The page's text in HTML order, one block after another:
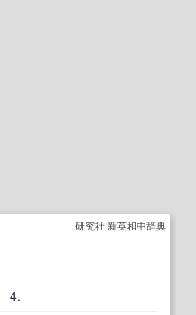
研究社 新英和中辞典
4.